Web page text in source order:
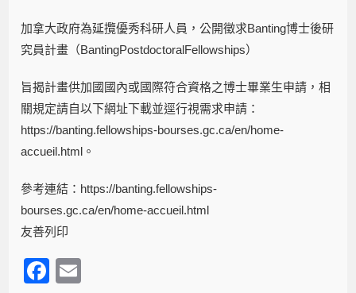
加拿大政府為延攬優秀科研人員，公開徵求Banting博士後研
究員計畫（BantingPostdoctoralFellowships）
旨揭計畫供加國國內或國際符合資格之博士畢業生申請，相
關規定請自以下網址下載並逕行視需求申請：
https://banting.fellowships-bourses.gc.ca/en/home-
accueil.html 。
參考連結： https://banting.fellowships-
bourses.gc.ca/en/home-accueil.html
友善列印
F